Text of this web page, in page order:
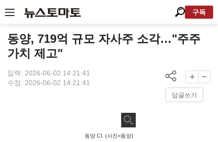
구독
동양, 719억 규모 자사주 소각…"주주
가치 제고"
입력: 2026-06-02 14:21:41
수정: 2026-06-02 14:21:41
답글쓰기
동양 CI. (사진=동양)